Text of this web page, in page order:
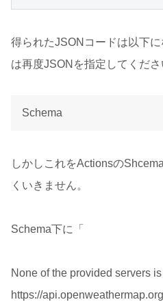
得られたJSONコードは以下
は再度JSONを指定してくださ
Schema
しかしこれをActionsの
くいきません。
Schema下に「
None of the provided servers
https://